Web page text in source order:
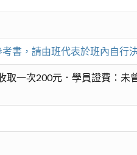
書，請由班代表於班內自行決
一次200元．學員證費：